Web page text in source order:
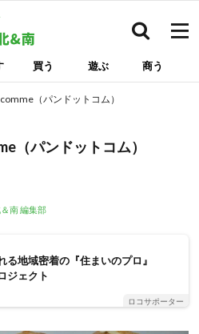
買う 遊ぶ 商う
（パンドットコム）
（パンドットコム）
南 編集部
る地域密着の『住まいのプロ』
ジェクト
ロコサポーター